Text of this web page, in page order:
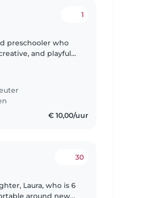
1
preschooler who
and playful
€ 10,00/uur
30
Laura, who is 6
around new